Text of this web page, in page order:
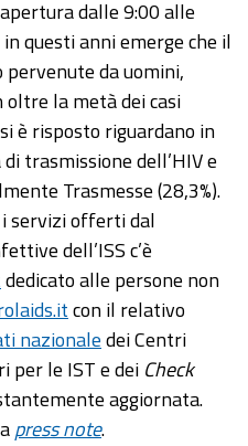
dalle 9:00 alle
questi anni emerge che il
da uomini,
la metà dei casi
è risposto riguardano in
trasmissione dell’HIV e
Trasmesse (28,3%).
servizi offerti dal
dell’ISS c’è
dedicato alle persone non
con il relativo
nazionaledei Centri
per le IST e dei Check
aggiornata.
press note.